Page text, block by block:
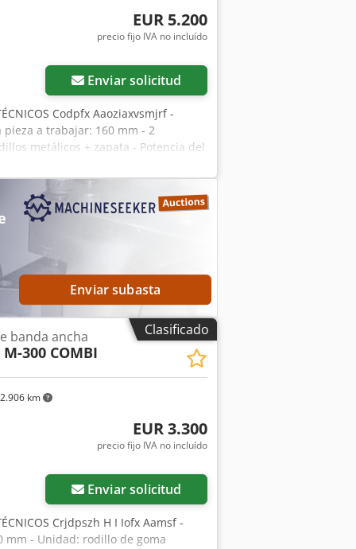
EUR 5.200
precio fijo IVA no incluído
Enviar solicitud
Codpfx Aaoziaxvsmjrf -
a trabajar: 160 mm - 2
metálicos + zapata - Potencia del
superior: - Rodillo metálico, de
- Presor - Unidad de
de goma, de fricción - Cinta de
mesa - 2 tipos de velocidad de
8-10 bar - Diámetro del
alto): 1600 x 1500 x 2000 mm -
- Sin pintar - Lijadora usada,
dependiendo del tipo de cambio de
cambio)
Enviar subasta
Clasificado
km
banda ancha
300 COMBI
EUR 3.300
precio fijo IVA no incluído
Enviar solicitud
Crjdpszh H I Iofx Aamsf -
mm - Unidad: rodillo de goma